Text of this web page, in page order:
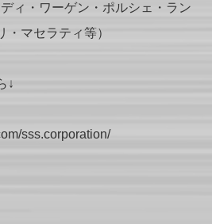
ィ・ワーゲン・ポルシェ・ラン
マセラティ等）
↓
sss.corporation/